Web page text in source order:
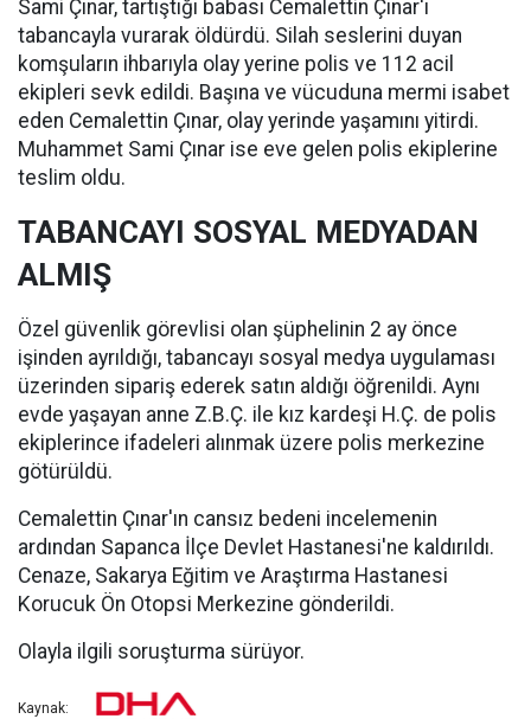
Sami Çınar, tartıştığı babası Cemalettin Çınar'ı
tabancayla vurarak öldürdü. Silah seslerini duyan
komşuların ihbarıyla olay yerine polis ve 112 acil
ekipleri sevk edildi. Başına ve vücuduna mermi isabet
eden Cemalettin Çınar, olay yerinde yaşamını yitirdi.
Muhammet Sami Çınar ise eve gelen polis ekiplerine
teslim oldu.
TABANCAYI SOSYAL MEDYADAN
ALMIŞ
Özel güvenlik görevlisi olan şüphelinin 2 ay önce
işinden ayrıldığı, tabancayı sosyal medya uygulaması
üzerinden sipariş ederek satın aldığı öğrenildi. Aynı
evde yaşayan anne Z.B.Ç. ile kız kardeşi H.Ç. de polis
ekiplerince ifadeleri alınmak üzere polis merkezine
götürüldü.
Cemalettin Çınar'ın cansız bedeni incelemenin
ardından Sapanca İlçe Devlet Hastanesi'ne kaldırıldı.
Cenaze, Sakarya Eğitim ve Araştırma Hastanesi
Korucuk Ön Otopsi Merkezine gönderildi.
Olayla ilgili soruşturma sürüyor.
Kaynak: